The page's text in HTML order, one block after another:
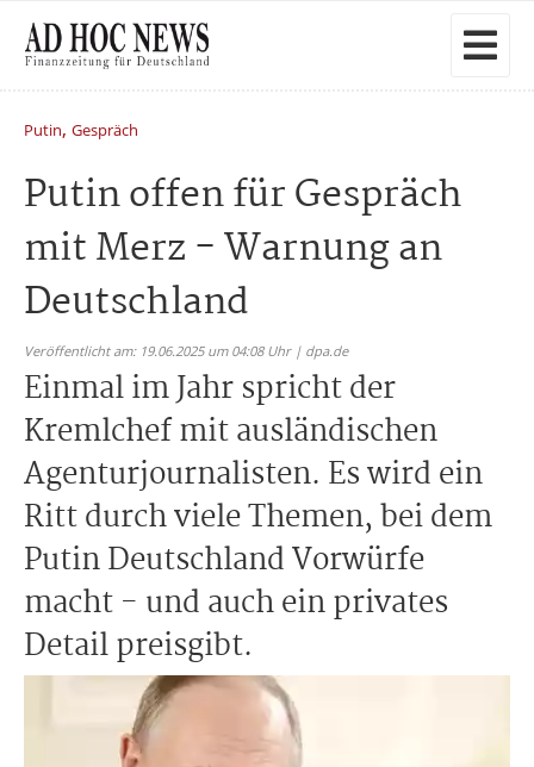
Putin, Gespräch
Putin offen für Gespräch
mit Merz - Warnung an
Deutschland
Veröffentlicht am: 19.06.2025 um 04:08 Uhr | dpa.de
Einmal im Jahr spricht der
Kremlchef mit ausländischen
Agenturjournalisten. Es wird ein
Ritt durch viele Themen, bei dem
Putin Deutschland Vorwürfe
macht - und auch ein privates
Detail preisgibt.